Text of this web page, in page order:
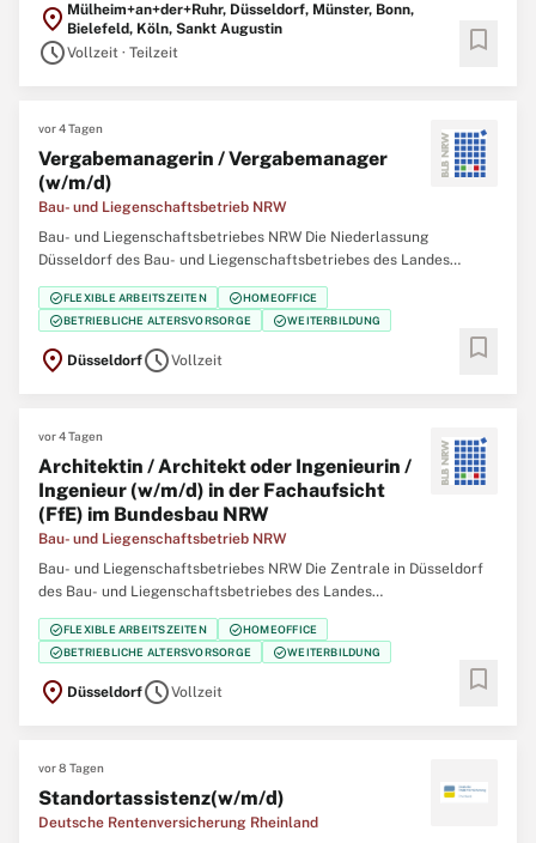
Mitarbeitenden garantieren wir Sicherheit, Souveränität und die
außenpolitische Handlungsfähigkeit
location_on Mülheim+an+der+Ruhr, Düsseldorf, Münster, Bonn,
Bielefeld, Köln, Sankt Augustin
scheduleVollzeit · Teilzeit bookmark
vor 4 Tagen
Vergabemanagerin / Vergabemanager
(w/m/d)
Bau- und Liegenschaftsbetrieb NRW
Bau- und Liegenschaftsbetriebes NRW Die Niederlassung
Düsseldorf des Bau- und Liegenschaftsbetriebes des Landes
Nordrhein‑Westfalen (BLB NRW) sucht zum nächstmöglichen
Zeitpunkt eine/einen Vergabemanagerin / Vergabemanager (w/m/d)
Der Bau- und Liegenschaftsbetrieb NRW ist Eigentümer,
check_circleFLEXIBLE ARBEITSZEITEN check_circleHOMEOFFICE
check_circleBETRIEBLICHE ALTERSVORSORGE check_circleWEITERBILDUNG
location_on DüsseldorfscheduleVollzeit bookmark
vor 4 Tagen
Architektin / Architekt oder Ingenieurin /
Ingenieur (w/m/d) in der Fachaufsicht
(FfE) im Bundesbau NRW
Bau- und Liegenschaftsbetrieb NRW
Bau- und Liegenschaftsbetriebes NRW Die Zentrale in Düsseldorf
des Bau- und Liegenschaftsbetriebes des Landes
Nordrhein‑Westfalen (BLB NRW) sucht zum nächstmöglichen
Zeitpunkt eine/einen Architektin / Architekten oder Ingenieurin /
Ingenieur (w/m/d) in der Fachaufsicht (FfE) im Bundesbau
check_circleFLEXIBLE ARBEITSZEITEN check_circleHOMEOFFICE
check_circleBETRIEBLICHE ALTERSVORSORGE check_circleWEITERBILDUNG
location_on DüsseldorfscheduleVollzeit bookmark
vor 8 Tagen
Standortassistenz(w/m/d)
Deutsche Rentenversicherung Rheinland